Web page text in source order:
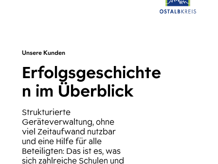
Unsere Kunden
Erfolgsgeschichte
n im Überblick
Strukturierte
Geräteverwaltung, ohne
viel Zeitaufwand nutzbar
und eine Hilfe für alle
Beteiligten: Das ist es, was
sich zahlreiche Schulen und